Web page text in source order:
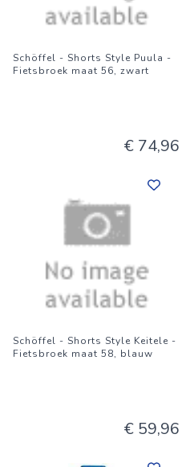
Schöffel - Shorts Style Puula -
Fietsbroek maat 56, zwart
€ 74,96
Schöffel - Shorts Style Keitele -
Fietsbroek maat 58, blauw
€ 59,96